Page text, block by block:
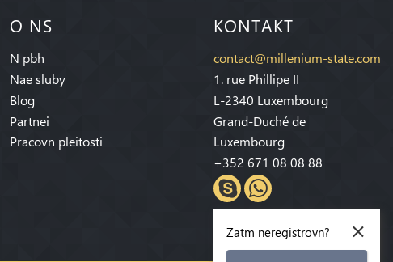
O NS
N pbh
Nae sluby
Blog
Partnei
Pracovn pleitosti
KONTAKT
contact@millenium-state.com
1. rue Phillipe II
L-2340 Luxembourg
Grand-Duché de
Luxembourg
+352 671 08 08 88
×
Zatm neregistrovn?